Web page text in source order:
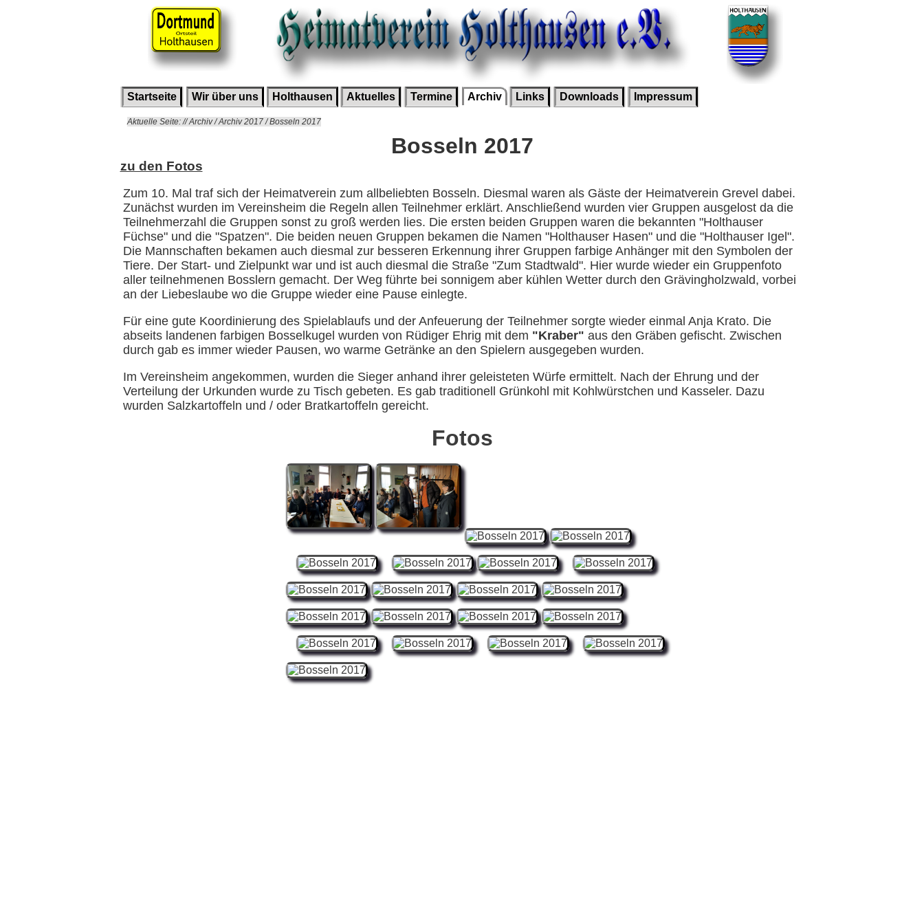
Startseite Wir über uns Holthausen Aktuelles Termine Archiv Links Downloads Impressum
Aktuelle Seite: // Archiv / Archiv 2017 / Bosseln 2017
Bosseln 2017
zu den Fotos
Zum 10. Mal traf sich der Heimatverein zum allbeliebten Bosseln. Diesmal waren als Gäste der Heimatverein Grevel dabei.
Zunächst wurden im Vereinsheim die Regeln allen Teilnehmer erklärt. Anschließend wurden vier Gruppen ausgelost da die
Teilnehmerzahl die Gruppen sonst zu groß werden lies. Die ersten beiden Gruppen waren die bekannten "Holthauser
Füchse" und die "Spatzen". Die beiden neuen Gruppen bekamen die Namen "Holthauser Hasen" und die "Holthauser Igel".
Die Mannschaften bekamen auch diesmal zur besseren Erkennung ihrer Gruppen farbige Anhänger mit den Symbolen der
Tiere. Der Start- und Zielpunkt war und ist auch diesmal die Straße "Zum Stadtwald". Hier wurde wieder ein Gruppenfoto
aller teilnehmenen Bosslern gemacht. Der Weg führte bei sonnigem aber kühlen Wetter durch den Grävingholzwald, vorbei
an der Liebeslaube wo die Gruppe wieder eine Pause einlegte.
Für eine gute Koordinierung des Spielablaufs und der Anfeuerung der Teilnehmer sorgte wieder einmal Anja Krato. Die
abseits landenen farbigen Bosselkugel wurden von Rüdiger Ehrig mit dem "Kraber" aus den Gräben gefischt. Zwischen
durch gab es immer wieder Pausen, wo warme Getränke an den Spielern ausgegeben wurden.
Im Vereinsheim angekommen, wurden die Sieger anhand ihrer geleisteten Würfe ermittelt. Nach der Ehrung und der
Verteilung der Urkunden wurde zu Tisch gebeten. Es gab traditionell Grünkohl mit Kohlwürstchen und Kasseler. Dazu
wurden Salzkartoffeln und / oder Bratkartoffeln gereicht.
Fotos